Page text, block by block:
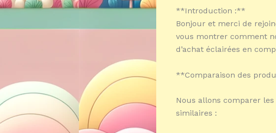
**Introduction :**
Bonjour et merci de
vous montrer comment
d’achat éclairées en
**Comparaison des
Nous allons comparer
similaires :